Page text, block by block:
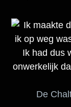
De